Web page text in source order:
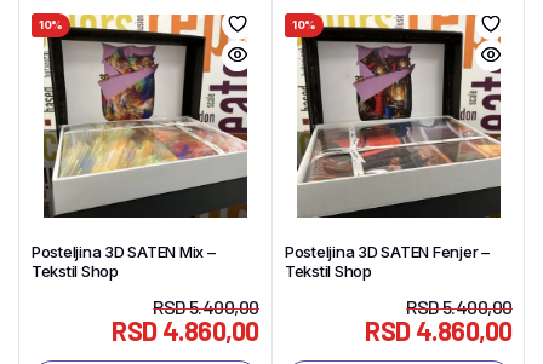
10%
Posteljina 3D SATEN Mix –
Tekstil Shop
RSD5.400,00
RSD4.860,00
10%
Posteljina 3D SATEN Fenjer –
Tekstil Shop
RSD5.400,00
RSD4.860,00